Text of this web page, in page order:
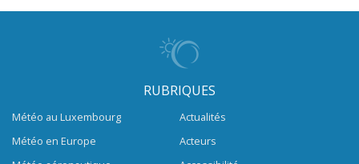
RUBRIQUES
Météo au Luxembourg
Météo en Europe
Actualités
Acteurs